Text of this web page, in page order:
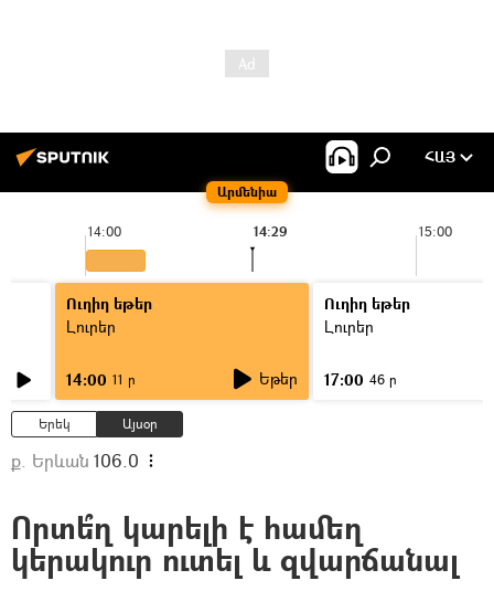
Արմենիա
ՀԱՅ
14:00 15:00
14:29
Ուղիղ եթեր
Լուրեր
14:00 11 ր Եթեր
Ուղիղ եթեր
Լուրեր
17:00 46 ր
Երեկ Այսօր
ք. Երևան 106.0
Որտե՞ղ կարելի է համեղ
կերակուր ուտել և զվարճանալ